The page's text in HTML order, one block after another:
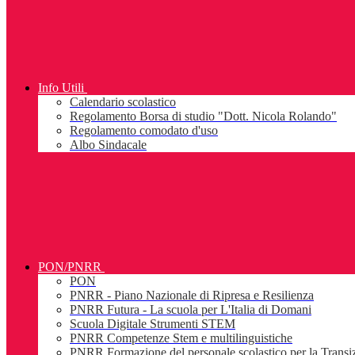
Info Utili
Calendario scolastico
Regolamento Borsa di studio "Dott. Nicola Rolando"
Regolamento comodato d'uso
Albo Sindacale
PON/PNRR
PON
PNRR - Piano Nazionale di Ripresa e Resilienza
PNRR Futura - La scuola per L'Italia di Domani
Scuola Digitale Strumenti STEM
PNRR Competenze Stem e multilinguistiche